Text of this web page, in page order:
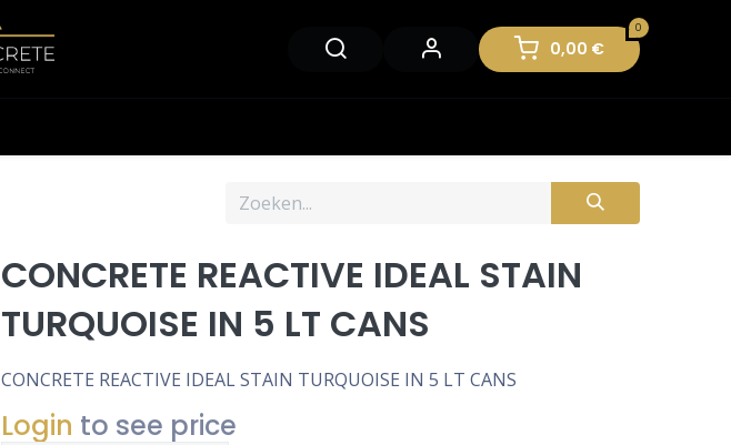
0
0,00 €
CONCRETE REACTIVE IDEAL STAIN
TURQUOISE IN 5 LT CANS
CONCRETE REACTIVE IDEAL STAIN TURQUOISE IN 5 LT CANS
Login to see price